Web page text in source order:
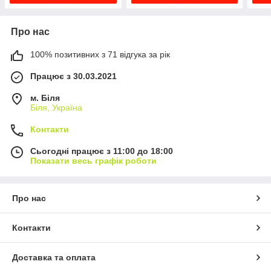
Про нас
100% позитивних з 71 відгука за рік
Працює з 30.03.2021
м. Біля
Біля, Україна
Контакти
Сьогодні працює з 11:00 до 18:00
Показати весь графік роботи
Про нас
Контакти
Доставка та оплата